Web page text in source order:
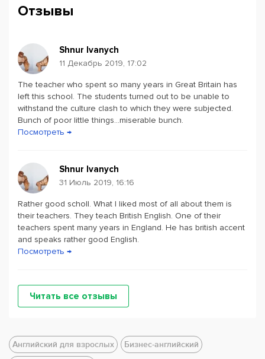
Powered byLeaflet— © Google 2026
Отзывы
Shnur Ivanych
11 Декабрь 2019, 17:02
The teacher who spent so many years in Great Britain has
left this school. The students turned out to be unable to
withstand the culture clash to which they were subjected.
Bunch of poor little things...miserable bunch.
Посмотреть →
Shnur Ivanych
31 Июль 2019, 16:16
Rather good scholl. What I liked most of all about them is
their teachers. They teach British English. One of their
teachers spent many years in England. He has british accent
and speaks rather good English.
Посмотреть →
Читать все отзывы
Английский для взрослых
Бизнес-английский